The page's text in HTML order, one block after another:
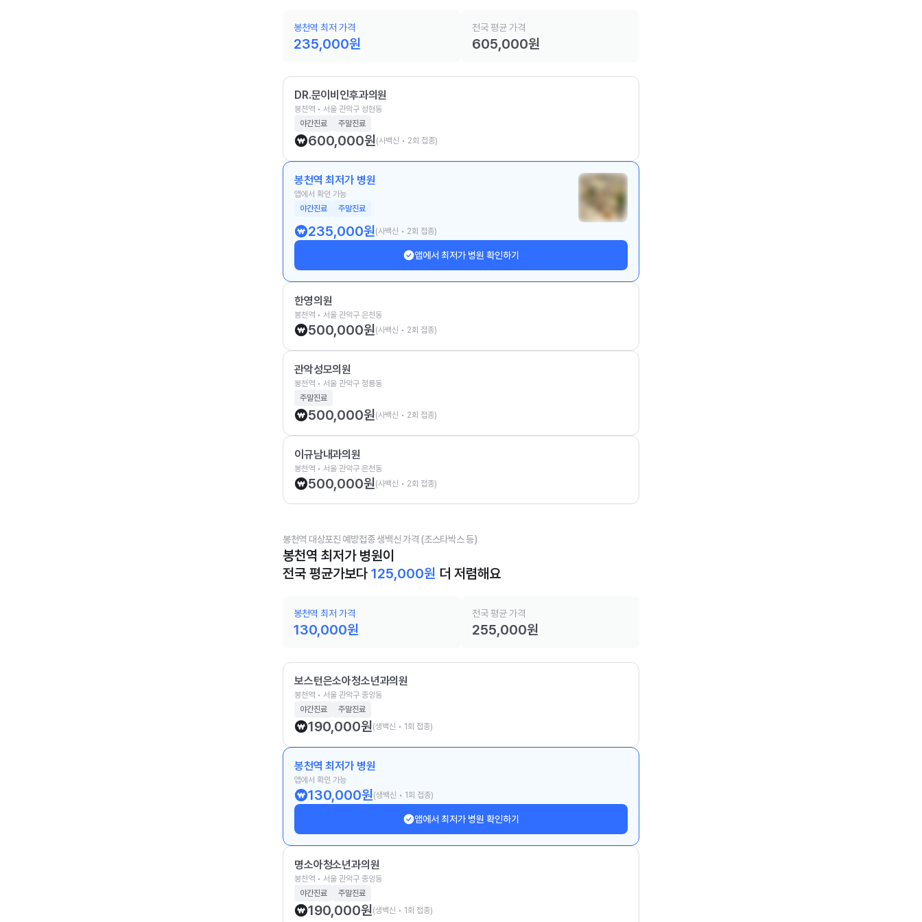
봉천역 최저 가격
235,000원
전국 평균 가격
605,000원
DR.문이비인후과의원
봉천역 • 서울 관악구 성현동
야간진료
주말진료
600,000원(사백신 • 2회 접종)
봉천역 최저가 병원
앱에서 확인 가능
야간진료
주말진료
235,000원(사백신 • 2회 접종)
앱에서 최저가 병원 확인하기
한영의원
봉천역 • 서울 관악구 은천동
500,000원(사백신 • 2회 접종)
관악성모의원
봉천역 • 서울 관악구 청룡동
주말진료
500,000원(사백신 • 2회 접종)
이규남내과의원
봉천역 • 서울 관악구 은천동
500,000원(사백신 • 2회 접종)
봉천역 대상포진 예방접종 생백신 가격 (조스타박스 등)
봉천역 최저가 병원이
전국 평균가보다 125,000원 더 저렴해요
봉천역 최저 가격
130,000원
전국 평균 가격
255,000원
보스턴은소아청소년과의원
봉천역 • 서울 관악구 중앙동
야간진료
주말진료
190,000원(생백신 • 1회 접종)
봉천역 최저가 병원
앱에서 확인 가능
130,000원(생백신 • 1회 접종)
앱에서 최저가 병원 확인하기
명소아청소년과의원
봉천역 • 서울 관악구 중앙동
야간진료
주말진료
190,000원(생백신 • 1회 접종)